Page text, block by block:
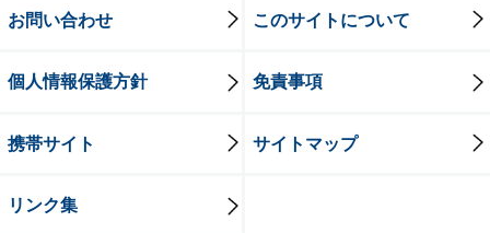
お問い合わせ このサイトについて
個人情報保護方針 免責事項
携帯サイト サイトマップ
リンク集